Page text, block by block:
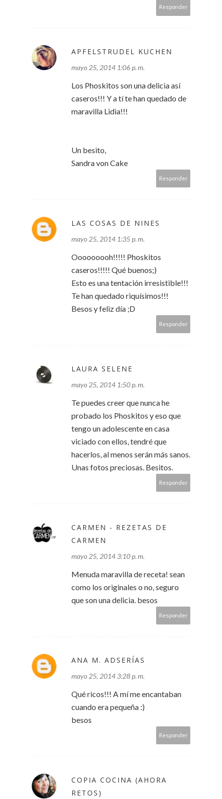
Responder
APFELSTRUDEL KUCHEN
mayo 25, 2014 1:06 p. m.
Los Phoskitos son una delicia así
caseros!!! Y a tí te han quedado de
maravilla Lidia!!!
Un besito,
Sandra von Cake
Responder
LAS COSAS DE NINES
mayo 25, 2014 1:35 p. m.
Ooooooooh!!!!! Phoskitos
caseros!!!!! Qué buenos;)
Esto es una tentación irresistible!!!
Te han quedado riquísimos!!!
Besos y feliz día ;D
Responder
LAURA SELENE
mayo 25, 2014 1:50 p. m.
Te puedes creer que nunca he
probado los Phoskitos y eso que
tengo un adolescente en casa
viciado con ellos, tendré que
hacerlos, al menos serán más sanos.
Unas fotos preciosas. Besitos.
Responder
CARMEN - REZETAS DE
CARMEN
mayo 25, 2014 3:10 p. m.
Menuda maravilla de receta! sean
como los originales o no, seguro
que son una delicia. besos
Responder
ANA M. ADSERÍAS
mayo 25, 2014 3:28 p. m.
Qué ricos!!! A mí me encantaban
cuando era pequeña :)
besos
Responder
COPIA COCINA (AHORA
RETOS)